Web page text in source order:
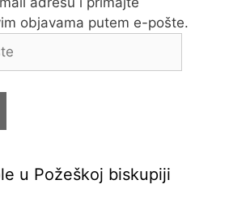
objavama putem e-pošte.
u Požeškoj biskupiji